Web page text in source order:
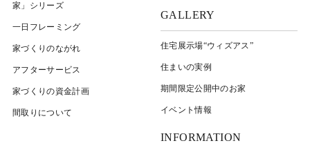
家」シリーズ
一日フレーミング
家づくりのながれ
アフターサービス
家づくりの資金計画
間取りについて
GALLERY
住宅展示場“ウィズアス”
住まいの実例
期間限定公開中のお家
イベント情報
INFORMATION